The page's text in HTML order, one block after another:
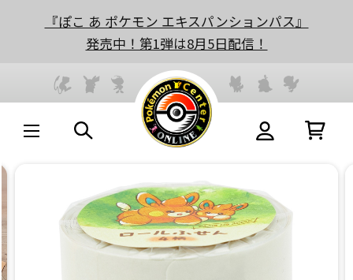
『ぽこ あ ポケモン エキスパンションパス』
発売中！第1弾は8月5日配信！